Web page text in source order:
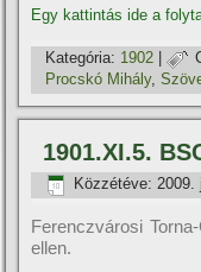
Egy kattintás ide a
Kategória: 1902 |
Procskó Mihály,
1901.XI.5.
Közzétéve: 2009.
Ferenczvárosi
ellen.